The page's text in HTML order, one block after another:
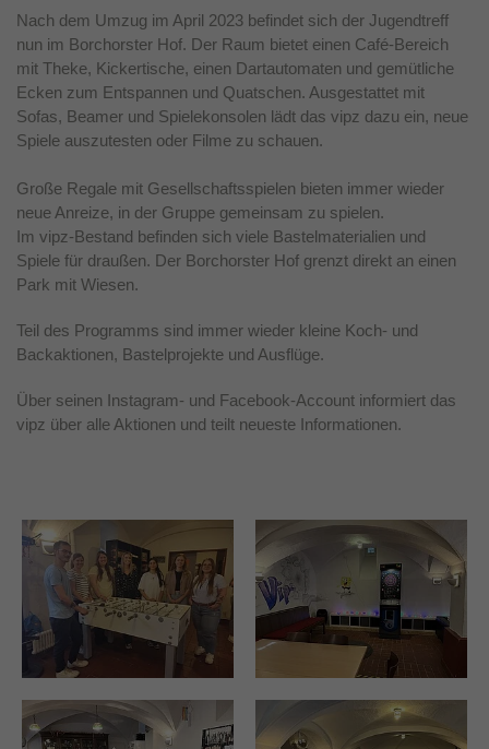
Nach dem Umzug im April 2023 befindet sich der Jugendtreff
nun im Borchorster Hof. Der Raum bietet einen Café-Bereich
mit Theke, Kickertische, einen Dartautomaten und gemütliche
Ecken zum Entspannen und Quatschen. Ausgestattet mit
Sofas, Beamer und Spielekonsolen lädt das vipz dazu ein, neue
Spiele auszutesten oder Filme zu schauen.
Große Regale mit Gesellschaftsspielen bieten immer wieder
neue Anreize, in der Gruppe gemeinsam zu spielen.
Im vipz-Bestand befinden sich viele Bastelmaterialien und
Spiele für draußen. Der Borchorster Hof grenzt direkt an einen
Park mit Wiesen.
Teil des Programms sind immer wieder kleine Koch- und
Backaktionen, Bastelprojekte und Ausflüge.
Über seinen Instagram- und Facebook-Account informiert das
vipz über alle Aktionen und teilt neueste Informationen.
Laufzeit 1 Jahr
Zweck
Dieses Cookie wird verwendet, um Ihre
Cookie-Einstellungen für diese Website zu
speichern.